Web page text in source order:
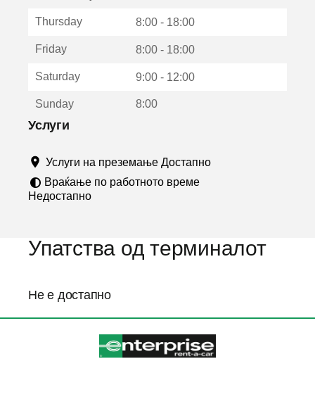
о
р
Thursday 8:00 - 18:00
Friday 8:00 - 18:00
Saturday 9:00 - 12:00
Sunday 8:00
Услуги
Услуги на преземање Достапно
Враќање по работното време
Недостапно
Упатства од терминалот
Не е достапно